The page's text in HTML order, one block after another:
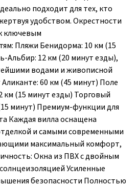
подходит для тех, кто
удобством. Окрестности
ключевым
Пляжи Бенидорма: 10 км (15
Альбир: 12 км (20 минут езды),
водами и живописной
60 км (45 минут) Поле
км (15 минут езды) Торговый
минут) Премиум-функции для
Каждая вилла оснащена
и самыми современными
максимальный комфорт,
Окна из ПВХ с двойным
Усиленные
безопасности Полностью